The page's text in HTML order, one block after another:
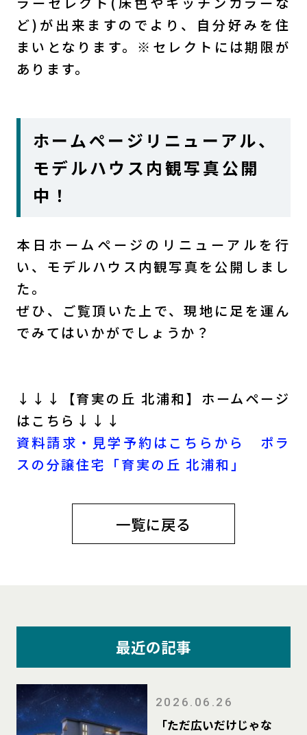
ど)が出来ますのでより、自分好みを住
まいとなります。※セレクトには期限が
あります。
ホームページリニューアル、
モデルハウス内観写真公開
中！
本日ホームページのリニューアルを行
い、モデルハウス内観写真を公開しまし
た。
ぜひ、ご覧頂いた上で、現地に足を運ん
でみてはいかがでしょうか？
↓↓↓【育実の丘 北浦和】ホームページ
はこちら↓↓↓
資料請求・見学予約はこちらから ポラ
スの分譲住宅「育実の丘 北浦和」
一覧に戻る
最近の記事
2026.06.26
「ただ広いだけじゃな